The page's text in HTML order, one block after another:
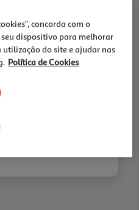
concorda com o
dispositivo para melhorar
do site e ajudar nas
Política de Cookies